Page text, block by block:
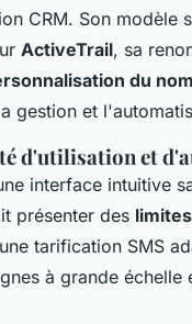
CRM. Son modèle
ActiveTrail, sa
du
gestion et
d'utilisation et
interface intuitive
présenter des
tarification SMS
à grande échelle